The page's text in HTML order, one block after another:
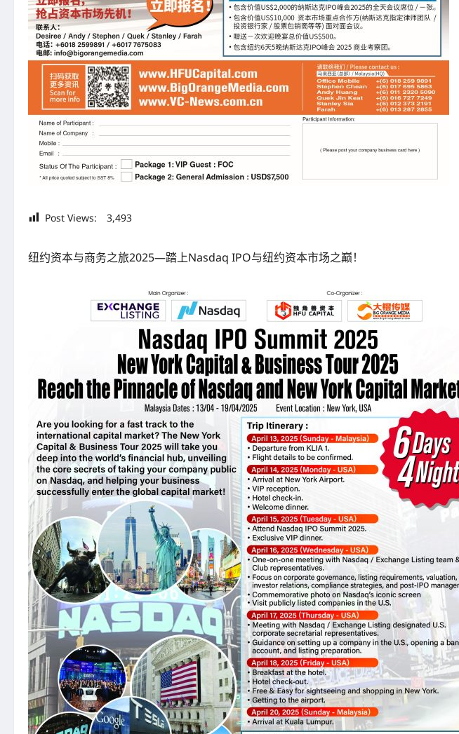
Post Views: 3,493
纽约资本与商务之旅2025—踏上Nasdaq IPO与纽约资本市场之巅！